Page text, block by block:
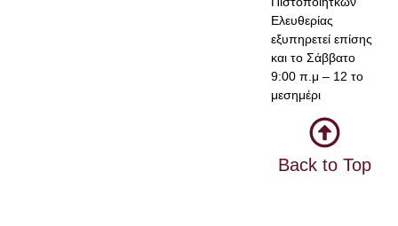
Ελευθερίας
εξυπηρετεί επίσης
και το Σάββατο
9:00 π.μ – 12 το
μεσημέρι
Back to Top